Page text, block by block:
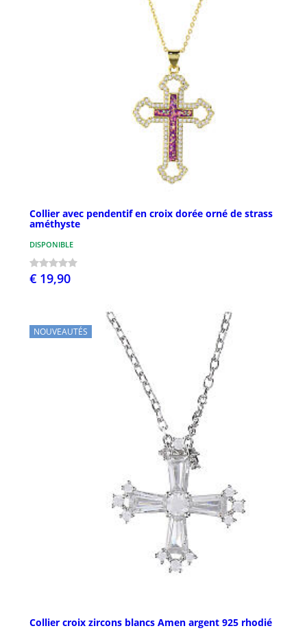
Collier avec pendentif en croix dorée orné de strass
améthyste
DISPONIBLE
€ 19,90
NOUVEAUTÉS
Collier croix zircons blancs Amen argent 925 rhodié